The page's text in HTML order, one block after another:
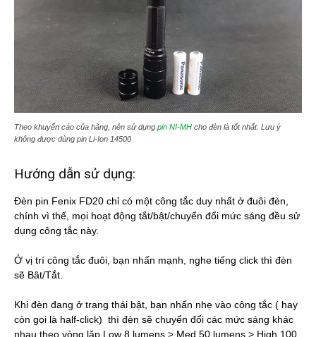
Theo khuyến cáo của hãng, nên sử dụng pin NI-MH cho đèn là tốt nhất. Lưu ý
không được dùng pin Li-Ion 14500
Hướng dẫn sử dụng:
Đèn pin Fenix FD20 chỉ có một công tắc duy nhất ở đuôi đèn,
chính vì thế, mọi hoạt động tắt/bật/chuyển đổi mức sáng đều sử
dụng công tắc này.
Ở vị trí công tắc đuôi, bạn nhấn mạnh, nghe tiếng click thì đèn
sẽ Bât/Tắt.
Khi đèn đang ở trạng thái bật, bạn nhấn nhẹ vào công tắc ( hay
còn gọi là half-click) thì đèn sẽ chuyển đổi các mức sáng khác
nhau theo vòng lặp Low 8 lumens > Med 50 lumens > High 100